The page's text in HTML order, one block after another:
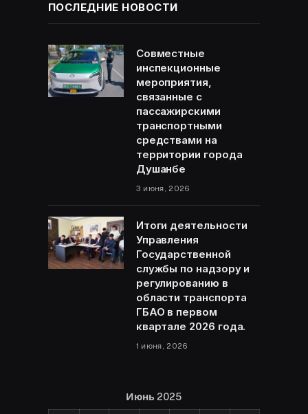
ПОСЛЕДНИЕ НОВОСТИ
Совместные
инспекционные
мероприятия,
связанные с
пассажирскими
транспортными
средствами на
территории города
Душанбе
3 июня, 2026
Итоги деятельности
Управления
Государственной
службы по надзору и
регулированию в
области транспорта
ГБАО в первом
квартале 2026 года.
1 июня, 2026
Июнь 2025